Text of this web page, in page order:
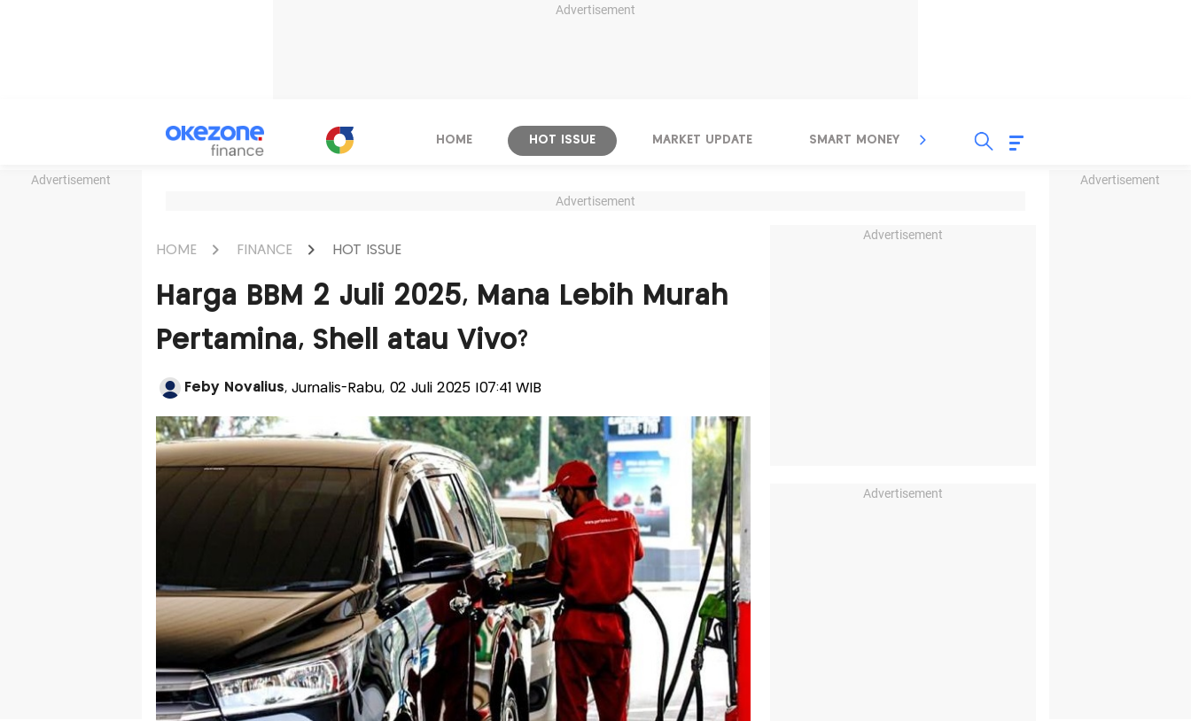
Advertisement
Advertisement Advertisement
HOME HOT ISSUE MARKET UPDATE SMART MONEY INSPIRASI BISNIS
Advertisement
HOME FINANCE HOT ISSUE
Harga BBM 2 Juli 2025, Mana Lebih Murah
Pertamina, Shell atau Vivo?
Feby Novalius, Jurnalis-Rabu, 02 Juli 2025 |07:41 WIB
Advertisement
Advertisement